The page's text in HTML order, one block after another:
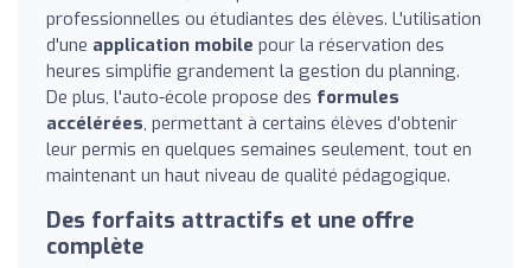
professionnelles ou étudiantes des élèves. L'utilisation
d'une application mobile pour la réservation des
heures simplifie grandement la gestion du planning.
De plus, l'auto-école propose des formules
accélérées, permettant à certains élèves d'obtenir
leur permis en quelques semaines seulement, tout en
maintenant un haut niveau de qualité pédagogique.
Des forfaits attractifs et une offre
complète